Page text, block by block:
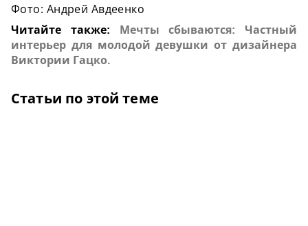
Фото: Андрей Авдеенко
Читайте также: Мечты сбываются: Частный
интерьер для молодой девушки от дизайнера
Виктории Гацко​.
Статьи по этой теме